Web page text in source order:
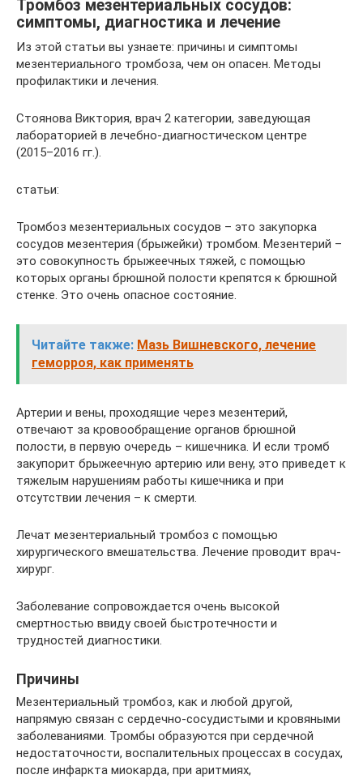
Тромбоз мезентериальных сосудов:
симптомы, диагностика и лечение
Из этой статьи вы узнаете: причины и симптомы
мезентериального тромбоза, чем он опасен. Методы
профилактики и лечения.
Стоянова Виктория, врач 2 категории, заведующая
лабораторией в лечебно-диагностическом центре
(2015–2016 гг.).
статьи:
Тромбоз мезентериальных сосудов – это закупорка
сосудов мезентерия (брыжейки) тромбом. Мезентерий –
это совокупность брыжеечных тяжей, с помощью
которых органы брюшной полости крепятся к брюшной
стенке. Это очень опасное состояние.
Читайте также: Мазь Вишневского, лечение
геморроя, как применять
Артерии и вены, проходящие через мезентерий,
отвечают за кровообращение органов брюшной
полости, в первую очередь – кишечника. И если тромб
закупорит брыжеечную артерию или вену, это приведет к
тяжелым нарушениям работы кишечника и при
отсутствии лечения – к смерти.
Лечат мезентериальный тромбоз с помощью
хирургического вмешательства. Лечение проводит врач-
хирург.
Заболевание сопровождается очень высокой
смертностью ввиду своей быстротечности и
трудностей диагностики.
Причины
Мезентериальный тромбоз, как и любой другой,
напрямую связан с сердечно-сосудистыми и кровяными
заболеваниями. Тромбы образуются при сердечной
недостаточности, воспалительных процессах в сосудах,
после инфаркта миокарда, при аритмиях,